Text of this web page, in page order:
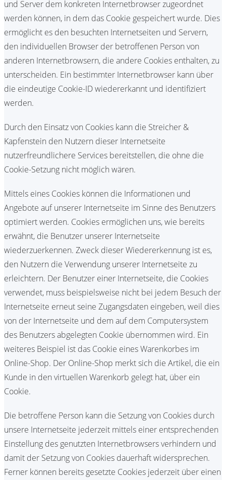
und Server dem konkreten Internetbrowser zugeordnet
werden können, in dem das Cookie gespeichert wurde. Dies
ermöglicht es den besuchten Internetseiten und Servern,
den individuellen Browser der betroffenen Person von
anderen Internetbrowsern, die andere Cookies enthalten, zu
unterscheiden. Ein bestimmter Internetbrowser kann über
die eindeutige Cookie-ID wiedererkannt und identifiziert
werden.
Durch den Einsatz von Cookies kann die Streicher &
Kapfenstein den Nutzern dieser Internetseite
nutzerfreundlichere Services bereitstellen, die ohne die
Cookie-Setzung nicht möglich wären.
Mittels eines Cookies können die Informationen und
Angebote auf unserer Internetseite im Sinne des Benutzers
optimiert werden. Cookies ermöglichen uns, wie bereits
erwähnt, die Benutzer unserer Internetseite
wiederzuerkennen. Zweck dieser Wiedererkennung ist es,
den Nutzern die Verwendung unserer Internetseite zu
erleichtern. Der Benutzer einer Internetseite, die Cookies
verwendet, muss beispielsweise nicht bei jedem Besuch der
Internetseite erneut seine Zugangsdaten eingeben, weil dies
von der Internetseite und dem auf dem Computersystem
des Benutzers abgelegten Cookie übernommen wird. Ein
weiteres Beispiel ist das Cookie eines Warenkorbes im
Online-Shop. Der Online-Shop merkt sich die Artikel, die ein
Kunde in den virtuellen Warenkorb gelegt hat, über ein
Cookie.
Die betroffene Person kann die Setzung von Cookies durch
unsere Internetseite jederzeit mittels einer entsprechenden
Einstellung des genutzten Internetbrowsers verhindern und
damit der Setzung von Cookies dauerhaft widersprechen.
Ferner können bereits gesetzte Cookies jederzeit über einen